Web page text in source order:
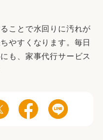
ことで水回りに汚れが
やすくなります。毎日
も、家事代行サービス